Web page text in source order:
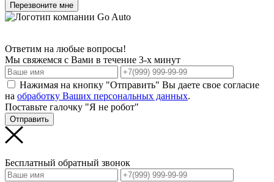
Перезвоните мне
Ответим на любые вопросы!
Мы свяжемся с Вами в течение 3-х минут
Нажимая на кнопку "Отправить" Вы даете свое согласие
на обработку Ваших персональных данных.
Поставьте галочку "Я не робот"
Отправить
Бесплатный обратный звонок